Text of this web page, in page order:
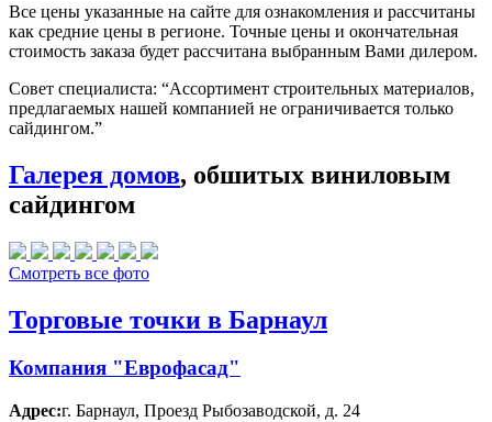
Все цены указанные на сайте для ознакомления и рассчитаны
как средние цены в регионе. Точные цены и окончательная
стоимость заказа будет рассчитана выбранным Вами дилером.
Совет специалиста: “Ассортимент строительных материалов,
предлагаемых нашей компанией не ограничивается только
сайдингом.”
Галерея домов, обшитых виниловым
сайдингом
Смотреть все фото
Торговые точки в Барнаул
Компания "Еврофасад"
Адрес:г. Барнаул, Проезд Рыбозаводской, д. 24